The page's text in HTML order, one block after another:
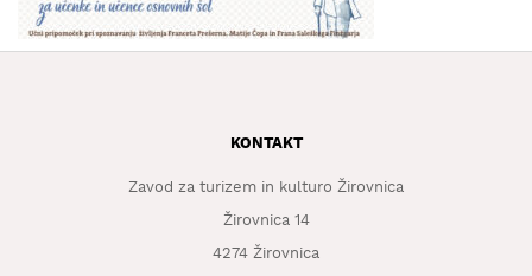
KAJ
KONTAKT
Zavod za turizem in kulturo Žirovnica
Žirovnica 14
4274 Žirovnica